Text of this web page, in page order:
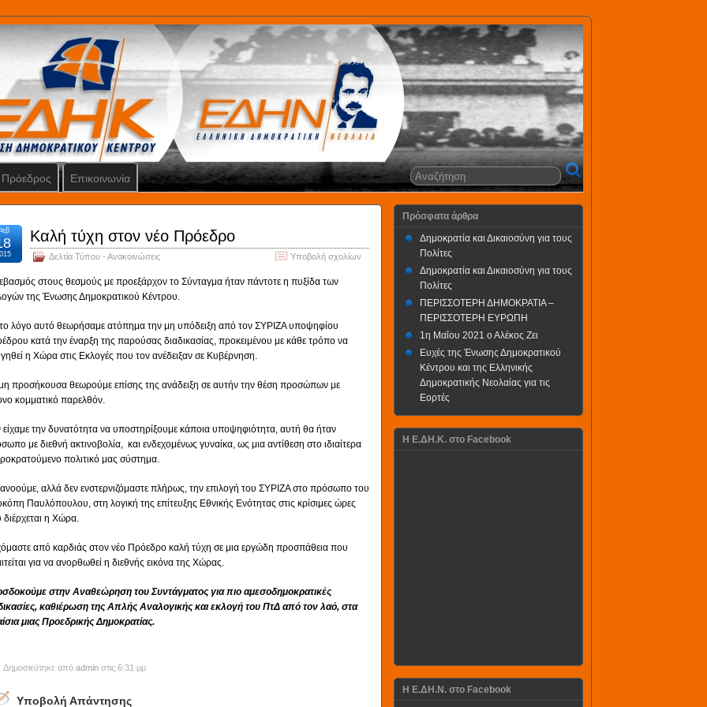
Πρόεδρος Επικοινωνία
Καλή τύχη στον νέο Πρόεδρο
Δελτία Τύπου - Ανακοινώσεις Υποβολή σχολίων
στους θεσμούς με προεξάρχον το Σύνταγμα ήταν πάντοτε η πυξίδα των
της Ένωσης Δημοκρατικού Κέντρου.
το λόγο αυτό θεωρήσαμε ατόπημα την μη υπόδειξη από τον ΣΥΡΙΖΑ υποψηφίου
κατά την έναρξη της παρούσας διαδικασίας, προκειμένου με κάθε τρόπο να
η Χώρα στις Εκλογές που τον ανέδειξαν σε Κυβέρνηση.
προσήκουσα θεωρούμε επίσης της ανάδειξη σε αυτήν την θέση προσώπων με
κομματικό παρελθόν.
την δυνατότητα να υποστηρίξουμε κάποια υποψηφιότητα, αυτή θα ήταν
με διεθνή ακτινοβολία, και ενδεχομένως γυναίκα, ως μια αντίθεση στο ιδιαίτερα
πολιτικό μας σύστημα.
αλλά δεν ενστερνιζόμαστε πλήρως, την επιλογή του ΣΥΡΙΖΑ στο πρόσωπο του
Παυλόπουλου, στη λογική της επίτευξης Εθνικής Ενότητας στις κρίσιμες ώρες
η Χώρα.
από καρδιάς στον νέο Πρόεδρο καλή τύχη σε μια εργώδη προσπάθεια που
για να ανορθωθεί η διεθνής εικόνα της Χώρας.
στην Αναθεώρηση του Συντάγματος για πιο αμεσοδημοκρατικές
καθιέρωση της Απλής Αναλογικής και εκλογή του ΠτΔ από τον λαό, στα
μιας Προεδρικής Δημοκρατίας.
Δημοσιεύτηκε από admin στις 6:31 μμ
Υποβολή Απάντησης
Πρόσφατα άρθρα
Δημοκρατία και Δικαιοσύνη για τους
Πολίτες
Δημοκρατία και Δικαιοσύνη για τους
Πολίτες
ΠΕΡΙΣΣΟΤΕΡΗ ΔΗΜΟΚΡΑΤΙΑ –
ΠΕΡΙΣΣΟΤΕΡΗ ΕΥΡΩΠΗ
1η Μαΐου 2021 ο Αλέκος Ζει
Ευχές της Ένωσης Δημοκρατικού
Κέντρου και της Ελληνικής
Δημοκρατικής Νεολαίας για τις
Εορτές
H Ε.ΔΗ.Κ. στο Facebook
Η Ε.ΔΗ.Ν. στο Facebook